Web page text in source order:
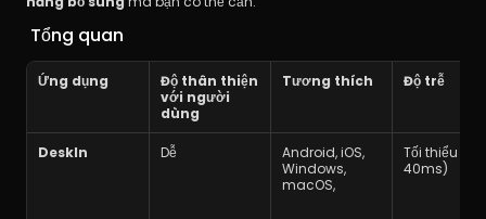
Tổng quan
Ứng dụng
Độ thân thiện
với người
dùng
Tương thích Độ trễ
DeskIn Dễ
Android, iOS,
Windows,
macOS,
Tối thiểu
40ms)